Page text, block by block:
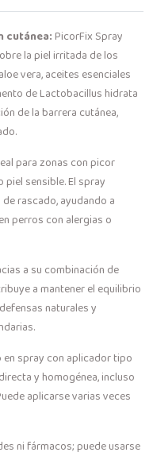
cutánea:PicorFix Spray
la piel irritada de los
vera, aceites esenciales
de Lactobacillus hidrata
de la barrera cutánea,
para zonas con picor
sensible. El spray
rascado, ayudando a
perros con alergias o
a su combinación de
a mantener el equilibrio
naturales y
spray con aplicador tipo
y homogénea, incluso
aplicarse varias veces
ni fármacos; puede usarse